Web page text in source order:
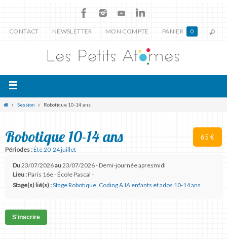
CONTACT NEWSLETTER MON COMPTE PANIER 0
Session Robotique 10-14 ans
65 €
Robotique 10-14 ans
Périodes :Été 20-24 juillet
Du23/07/2026au23/07/2026 - Demi-journée apresmidi
Lieu :Paris 16e - École Pascal -
Stage(s) lié(s) :Stage Robotique, Coding & IA enfants et ados 10-14 ans
S'inscrire